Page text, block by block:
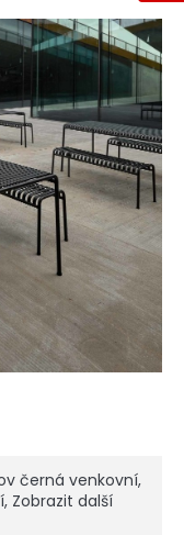
černá venkovní,
, Zobrazit další